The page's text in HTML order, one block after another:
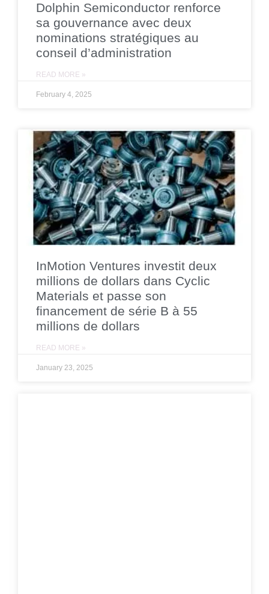
Dolphin Semiconductor renforce
sa gouvernance avec deux
nominations stratégiques au
conseil d’administration
READ MORE »
February 4, 2025
InMotion Ventures investit deux
millions de dollars dans Cyclic
Materials et passe son
financement de série B à 55
millions de dollars
READ MORE »
January 23, 2025